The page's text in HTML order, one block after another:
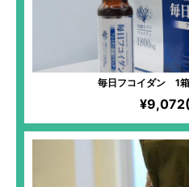
毎日フコイダン 1